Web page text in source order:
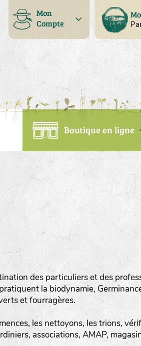
Mon
Compte
Boutique en ligne
des particuliers et des
la biodynamie,
et fourragères.
les nettoyons, les trions,
associations, AMAP,